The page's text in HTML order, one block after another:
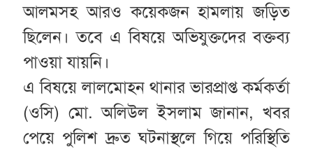
আলমসহ আরও কয়েকজন হামলায় জড়িত
ছিলেন। তবে এ বিষয়ে অভিযুক্তদের বক্তব্য
পাওয়া যায়নি।
এ বিষয়ে লালমোহন থানার ভারপ্রাপ্ত কর্মকর্তা
(ওসি) মো. অলিউল ইসলাম জানান, খবর
পেয়ে পুলিশ দ্রুত ঘটনাস্থলে গিয়ে পরিস্থিতি